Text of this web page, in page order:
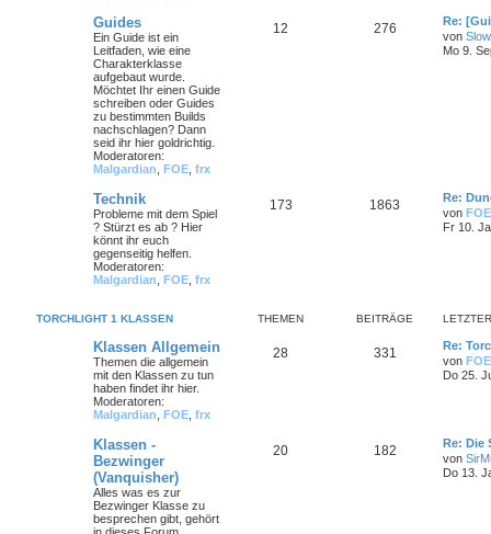
Guides
Ein Guide ist ein
Leitfaden, wie eine
Charakterklasse
aufgebaut wurde.
Möchtet Ihr einen Guide
schreiben oder Guides
zu bestimmten Builds
nachschlagen? Dann
seid ihr hier goldrichtig.
Moderatoren:
Malgardian FOE frx
12 276
Re:
von
Mo 9.
Technik
Probleme mit dem Spiel
? Stürzt es ab ? Hier
könnt ihr euch
gegenseitig helfen.
Moderatoren:
Malgardian FOE frx
173 1863
Re:
von FOE
Fr 10.
TORCHLIGHT 1 KLASSEN THEMEN BEITRÄGE
Klassen Allgemein
Themen die allgemein
mit den Klassen zu tun
haben findet ihr hier.
Moderatoren:
Malgardian FOE frx
28 331
Re:
von FOE
Do 25.
Klassen -
Bezwinger
(Vanquisher)
Alles was es zur
Bezwinger Klasse zu
besprechen gibt, gehört
20 182
Re: Die
von
Do 13.